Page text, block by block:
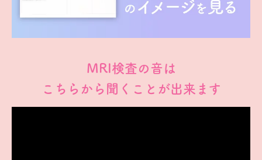
MRI検査の音は
こちらから聞くことが出来ます